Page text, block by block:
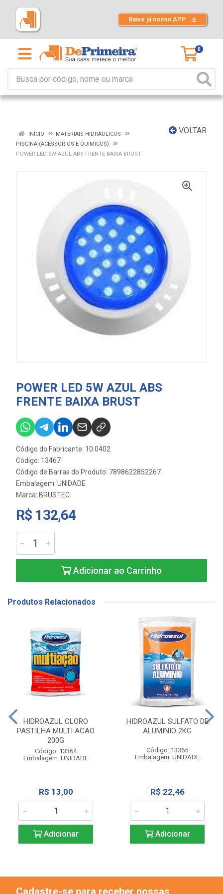
Baixe já nosso APP
0
VOLTAR
INÍCIO
MATERIAIS HIDRAULICOS
PISCINA (ACESSORIOS E QUIMICOS)
POWER LED 5W AZUL ABS FRENTE BAIXA BRUST
POWER LED 5W AZUL ABS
FRENTE BAIXA BRUST
Código do Fabricante: 10.0402
Código: 13467
Código de Barras do Produto: 7898622852267
Embalagem: UNIDADE
Marca: BRUSTEC
R$ 132,64
Adicionar ao Carrinho
Produtos Relacionados
HIDROAZUL CLORO
PASTILHA MULTI ACAO
200G
Código: 13364
Embalagem: UNIDADE
R$ 13,00
Adicionar
HIDROAZUL SULFATO DE
ALUMINIO 2KG
Código: 13365
Embalagem: UNIDADE
R$ 22,46
Adicionar
Cadastre-se para receber nossas